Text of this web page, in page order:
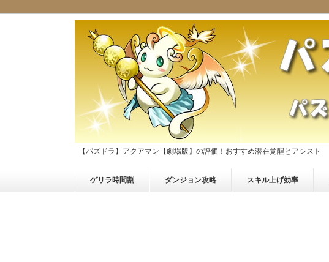
【パズドラ】アクアマン【劇場版】の評価！おすすめ潜在覚醒とアシスト
ゲリラ時間割 ダンジョン攻略 スキル上げ効率